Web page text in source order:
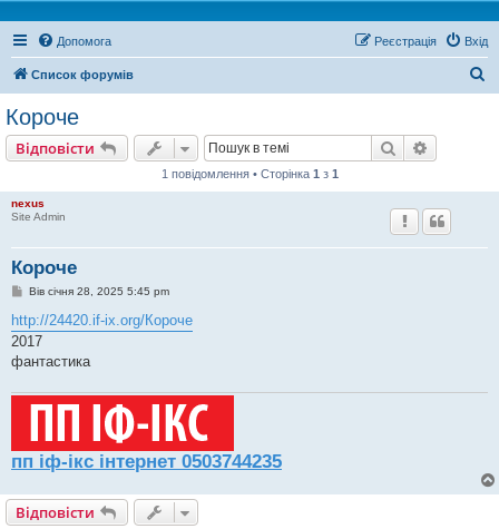
Допомога Вхід
Реєстрація
Список форумів
Короче
Відповісти Пошук
1 повідомлення • Сторінка 1 з 1
nexus
Site Admin
Короче
П
в
і
д
о
м
е
Вів січня 28, 2025 5:45 pm
http://24420.if-ix.org/Короче
2017
фантастика
пп іф-ікс інтернет 0503744235
Відповісти